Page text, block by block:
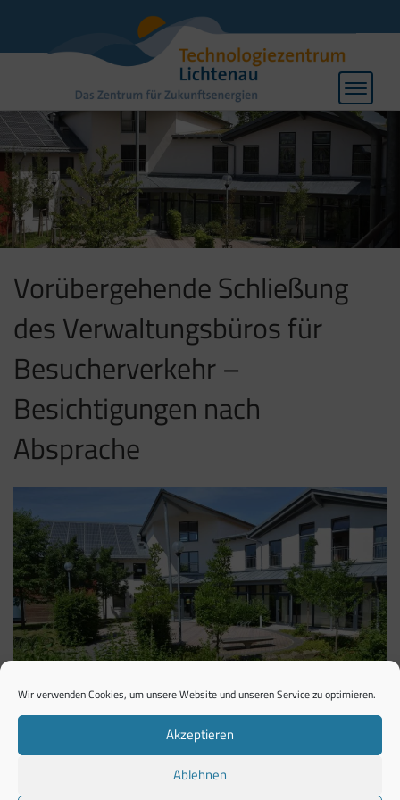
Wir verwenden Cookies, um unsere Website und unseren Service zu optimieren.
Akzeptieren
Ablehnen
Toggle
Vorübergehende Schließung
des Verwaltungsbüros für
Besucherverkehr –
Besichtigungen nach
Absprache
Sehr geehrte Damen und Herren,